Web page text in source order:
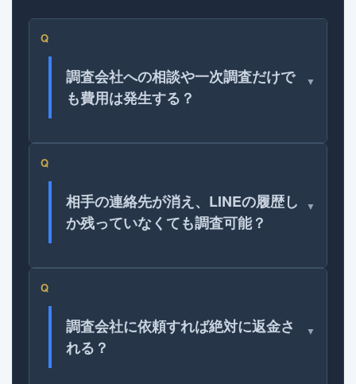
Q
調査会社への相談や一次調査だけで
も費用は発生する？
▼
Q
相手の連絡先が消え、LINEの履歴し
か残っていなくても調査可能？
▼
Q
調査会社に依頼すれば絶対に返金さ
れる？
▼